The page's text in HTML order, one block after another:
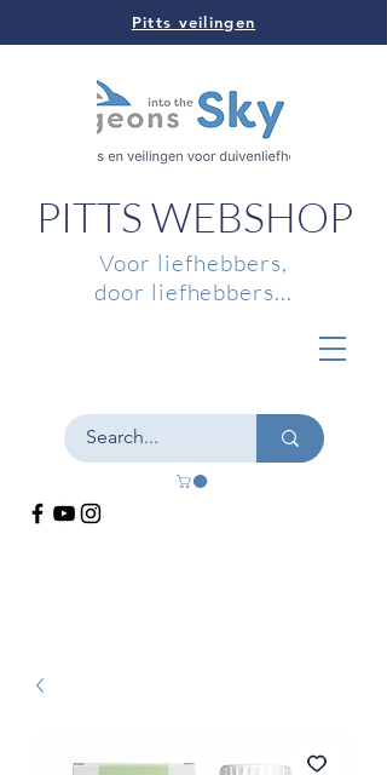
Pitts veilingen
PITTS WEBSHOP
Voor liefhebbers,
door liefhebbers...